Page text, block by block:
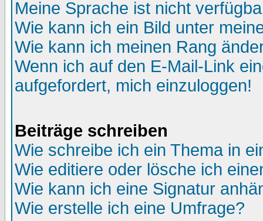
Meine Sprache ist nicht
Wie kann ich ein Bild unter
Wie kann ich meinen Rang
Wenn ich auf den E-Mail-Link
aufgefordert, mich einzuloggen!
Beiträge schreiben
Wie schreibe ich ein Thema in
Wie editiere oder lösche ich
Wie kann ich eine Signatur
Wie erstelle ich eine Umfrage?